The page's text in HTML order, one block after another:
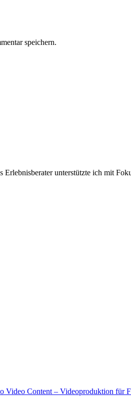
speichern.
unterstützte ich mit
Video Content – Videoproduktion für